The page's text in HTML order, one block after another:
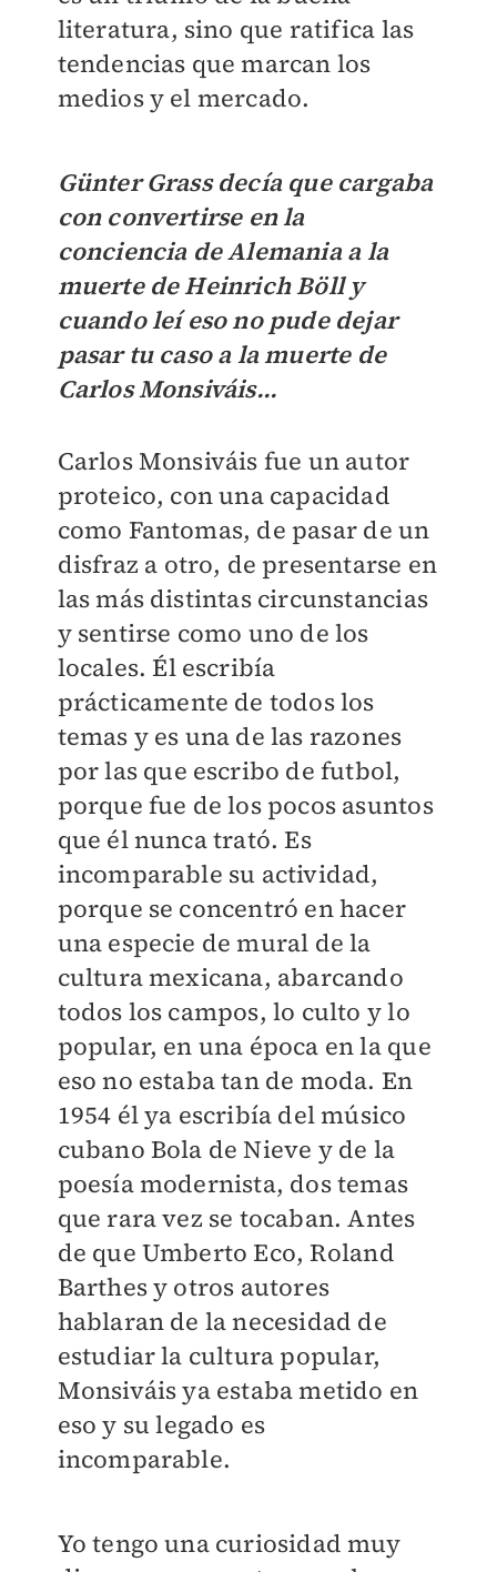
literatura, sino que ratifica las
tendencias que marcan los
medios y el mercado.
Günter Grass decía que cargaba
con convertirse en la
conciencia de Alemania a la
muerte de Heinrich Böll y
cuando leí eso no pude dejar
pasar tu caso a la muerte de
Carlos Monsiváis...
Carlos Monsiváis fue un autor
proteico, con una capacidad
como Fantomas, de pasar de un
disfraz a otro, de presentarse en
las más distintas circunstancias
y sentirse como uno de los
locales. Él escribía
prácticamente de todos los
temas y es una de las razones
por las que escribo de futbol,
porque fue de los pocos asuntos
que él nunca trató. Es
incomparable su actividad,
porque se concentró en hacer
una especie de mural de la
cultura mexicana, abarcando
todos los campos, lo culto y lo
popular, en una época en la que
eso no estaba tan de moda. En
1954 él ya escribía del músico
cubano Bola de Nieve y de la
poesía modernista, dos temas
que rara vez se tocaban. Antes
de que Umberto Eco, Roland
Barthes y otros autores
hablaran de la necesidad de
estudiar la cultura popular,
Monsiváis ya estaba metido en
eso y su legado es
incomparable.
Yo tengo una curiosidad muy